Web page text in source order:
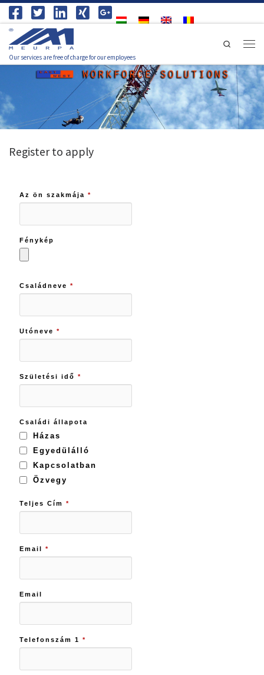
Skip to content
Our services are free of charge for our employees
Search
Register to apply
Az ön szakmája *
Fénykép
Családneve *
Utóneve *
Születési idő *
Családi állapota
Házas
Egyedülálló
Kapcsolatban
Özvegy
Teljes Cím *
Email *
Email
Telefonszám 1 *